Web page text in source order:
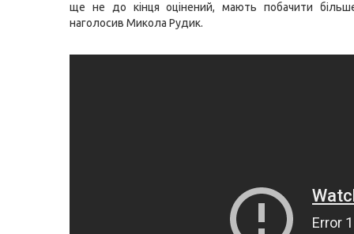
ще не до кінця оцінений, мають побачити
наголосив Микола Рудик.